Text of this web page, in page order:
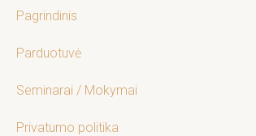
Pagrindinis
Parduotuvė
Seminarai / Mokymai
Privatumo politika